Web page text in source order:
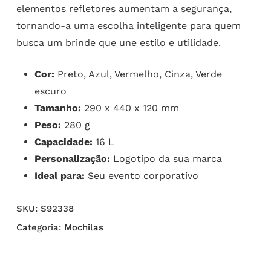
elementos refletores aumentam a segurança,
tornando-a uma escolha inteligente para quem
busca um brinde que une estilo e utilidade.
Cor: Preto, Azul, Vermelho, Cinza, Verde
escuro
Tamanho: 290 x 440 x 120 mm
Peso: 280 g
Capacidade: 16 L
Personalização: Logotipo da sua marca
Ideal para: Seu evento corporativo
SKU: S92338
Categoria: Mochilas